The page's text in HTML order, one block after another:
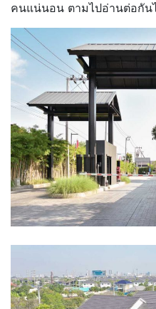
คนแน่นอน ตามไปอ่านต่อกัน